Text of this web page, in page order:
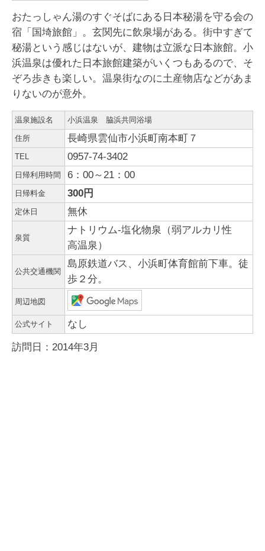
おたっしゃん湯のすぐそばにある日本秘湯を守る会の
宿「国埼旅館」。玄関先に飲泉場がある。街中すぎて
秘湯という感じはないが、建物は立派な日本旅館。小
浜温泉は優れた日本旅館建築がいくつもあるので、そ
ぞろ歩きも楽しい。温泉街なのに土産物店などがあま
りないのが意外。
温泉施設名 小浜温泉 脇浜共同浴場
住所 長崎県雲仙市小浜町南本町７
TEL 0957-74-3402
日帰利用時間 6：00～21：00
日帰料金 300円
定休日 無休
泉質
ナトリウム-塩化物泉（弱アルカリ性
高温泉）
公共交通機関
島原鉄道バス、小浜町体育館前下車。徒
歩２分。
周辺地図
公式サイト なし
訪問日：2014年3月